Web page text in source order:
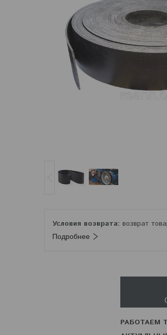
возврат
Подробнее
РАБОТАЕМ